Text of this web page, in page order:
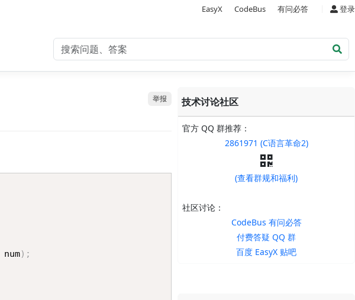
EasyX CodeBus 有问必答 登录
举报
num) ;
技术讨论社区
官方 QQ 群推荐：
2861971 (C语言革命2)
(查看群规和福利)
社区讨论：
CodeBus 有问必答
付费答疑 QQ 群
百度 EasyX 贴吧